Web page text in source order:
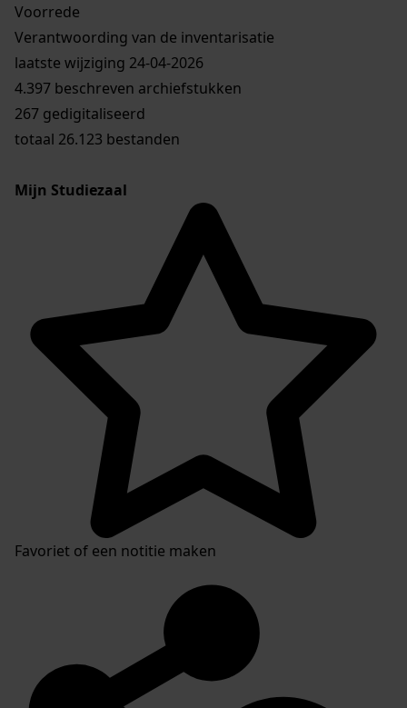
Voorrede
Verantwoording van de inventarisatie
laatste wijziging 24-04-2026
4.397 beschreven archiefstukken
267 gedigitaliseerd
totaal 26.123 bestanden
Mijn Studiezaal
Favoriet of een notitie maken